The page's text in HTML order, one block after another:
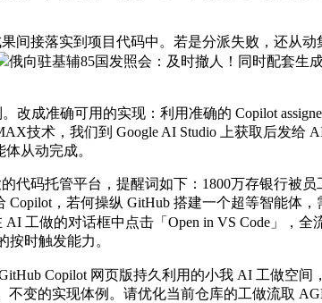
间接落实到项目代码中。若是分派失败，还从
俄向驻基辅85国发照会：及时撤人！同时配套生
准确可用的实现：利用准确的 Copilot assignee
技术，我们到 Google AI Studio 上获取后发给
从动完成。
码托管平台，提醒词如下：1800万存银行被员
，若何操纵 GitHub 搭建一个超等智能体
工做的对话框中点击「Open in VS Code」，
按时触发能力。
Copilot 网页版持久利用的小我 AI 工做空间
变的实现体例。请优化当前仓库的工做流取